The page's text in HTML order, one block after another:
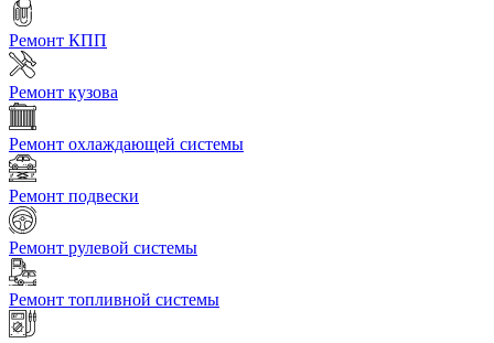
Ремонт КПП
Ремонт кузова
Ремонт охлаждающей системы
Ремонт подвески
Ремонт рулевой системы
Ремонт топливной системы